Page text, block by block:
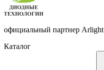
официальный партнер Arlight
Каталог